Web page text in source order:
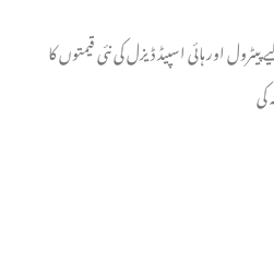
اور ہائی اسپیڈ ڈیزل کی نئی قیمتوں کا